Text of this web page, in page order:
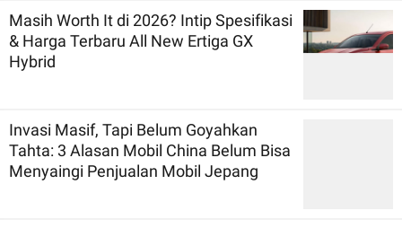
Masih Worth It di 2026? Intip Spesifikasi
& Harga Terbaru All New Ertiga GX
Hybrid
Invasi Masif, Tapi Belum Goyahkan
Tahta: 3 Alasan Mobil China Belum Bisa
Menyaingi Penjualan Mobil Jepang